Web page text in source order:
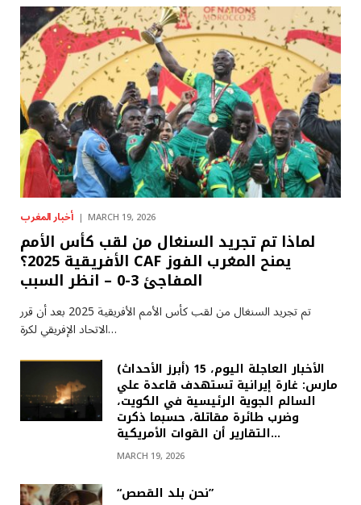
أخبار المغرب MARCH 19, 2026
لماذا تم تجريد السنغال من لقب كأس الأمم
الأفريقية 2025؟ CAF يمنح المغرب الفوز
المفاجئ 3-0 – انظر السبب
تم تجريد السنغال من لقب كأس الأمم الأفريقية 2025 بعد أن قرر
الاتحاد الإفريقي لكرة…
(أبرز الأحداث) الأخبار العاجلة اليوم، 15
مارس: غارة إيرانية تستهدف قاعدة علي
السالم الجوية الرئيسية في الكويت،
وضرب طائرة مقاتلة، حسبما ذكرت
التقارير أن القوات الأمريكية…
MARCH 19, 2026
“نحن بلد القصص”